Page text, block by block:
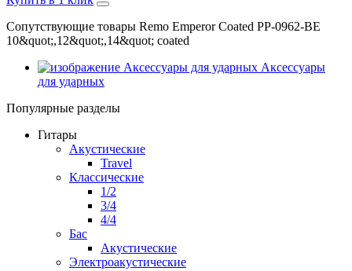
Сопутствующие товары Remo Emperor Coated PP-0962-BE
10&quot;,12&quot;,14&quot; coated
Аксессуары
для ударных
Популярные разделы
Гитары
Акустические
Travel
Классические
1/2
3/4
4/4
Бас
Акустические
Электроакустические